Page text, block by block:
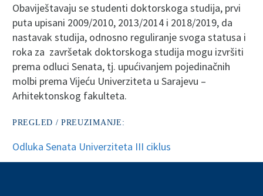
Obaviještavaju se studenti doktorskoga studija, prvi
puta upisani 2009/2010, 2013/2014 i 2018/2019, da
nastavak studija, odnosno reguliranje svoga statusa i
roka za završetak doktorskoga studija mogu izvršiti
prema odluci Senata, tj. upućivanjem pojedinačnih
molbi prema Vijeću Univerziteta u Sarajevu –
Arhitektonskog fakulteta.
PREGLED / PREUZIMANJE:
Odluka Senata Univerziteta III ciklus